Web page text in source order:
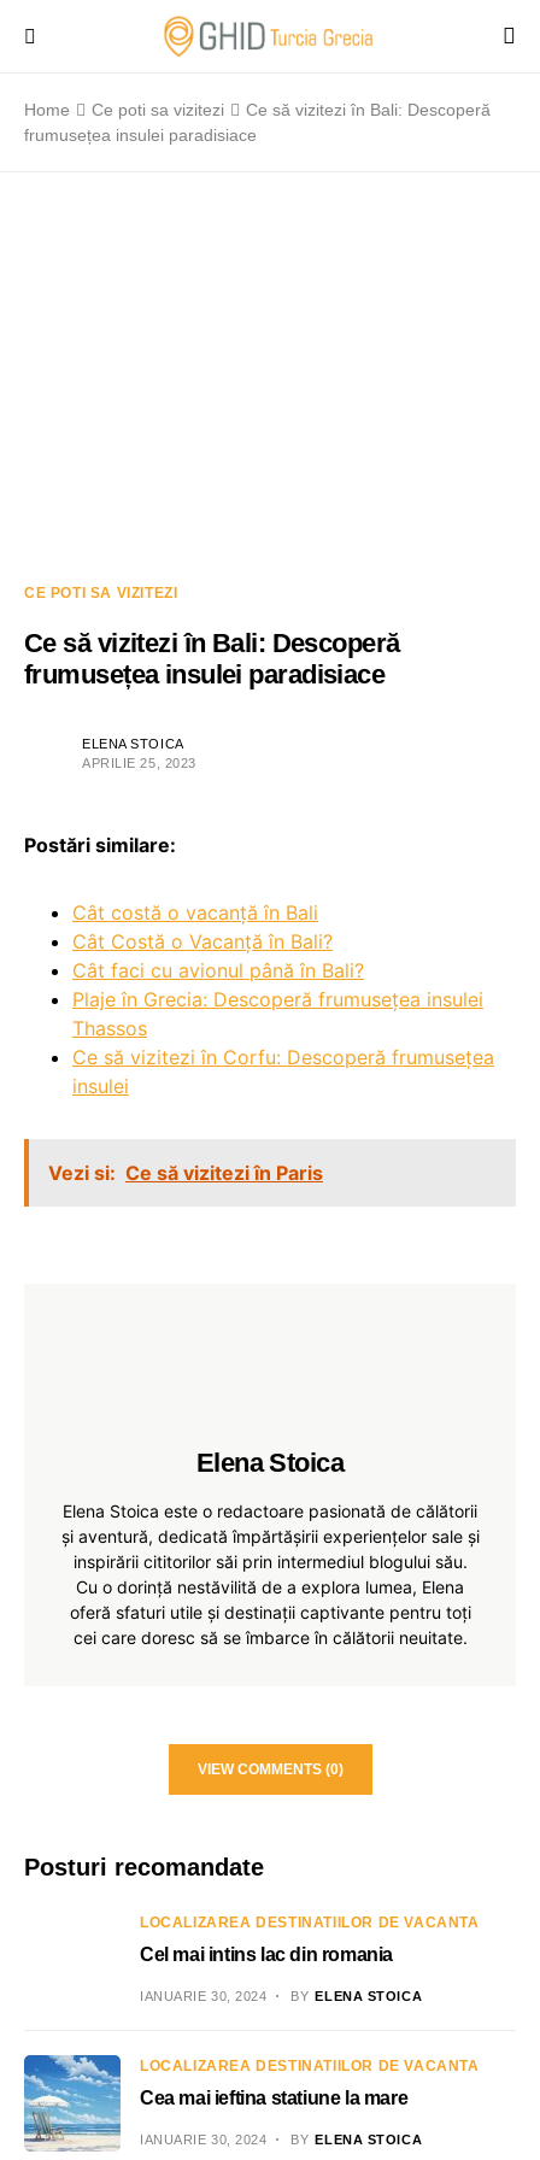
Home Ce poti sa vizitezi
Ce să vizitezi în Bali: Descoperă
frumusețea insulei paradisiace
CE POTI SA VIZITEZI
Ce să vizitezi în Bali: Descoperă
frumusețea insulei paradisiace
ELENA STOICA
APRILIE 25, 2023
Postări similare:
Cât costă o vacanță în Bali
Cât Costă o Vacanță în Bali?
Cât faci cu avionul până în Bali?
Plaje în Grecia: Descoperă frumusețea insulei
Thassos
Ce să vizitezi în Corfu: Descoperă frumusețea
insulei
Vezi si: Ce să vizitezi în Paris
Elena Stoica
Elena Stoica este o redactoare pasionată de călătorii
și aventură, dedicată împărtășirii experiențelor sale și
inspirării cititorilor săi prin intermediul blogului său.
Cu o dorință nestăvilită de a explora lumea, Elena
oferă sfaturi utile și destinații captivante pentru toți
cei care doresc să se îmbarce în călătorii neuitate.
VIEW COMMENTS (0)
Posturi recomandate
LOCALIZAREA DESTINATIILOR DE VACANTA
Cel mai intins lac din romania
IANUARIE 30, 2024 BY ELENA STOICA
LOCALIZAREA DESTINATIILOR DE VACANTA
Cea mai ieftina statiune la mare
IANUARIE 30, 2024 BY ELENA STOICA